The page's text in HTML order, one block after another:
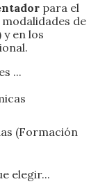
para el
de
en los
...
(Formación
elegir...